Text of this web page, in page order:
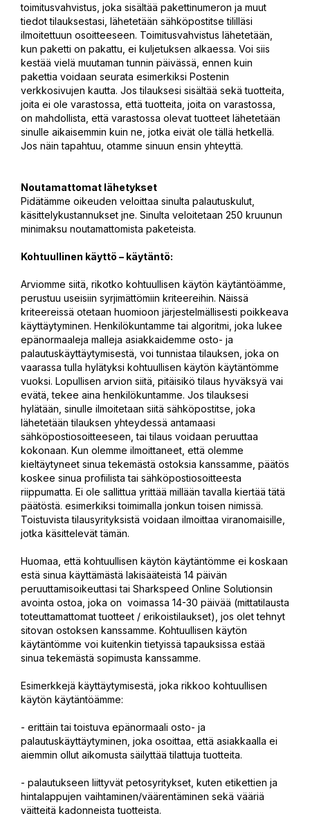
toimitusvahvistus, joka sisältää pakettinumeron ja muut
tiedot tilauksestasi, lähetetään sähköpostitse tililläsi
ilmoitettuun osoitteeseen. Toimitusvahvistus lähetetään,
kun paketti on pakattu, ei kuljetuksen alkaessa. Voi siis
kestää vielä muutaman tunnin päivässä, ennen kuin
pakettia voidaan seurata esimerkiksi Postenin
verkkosivujen kautta. Jos tilauksesi sisältää sekä tuotteita,
joita ei ole varastossa, että tuotteita, joita on varastossa,
on mahdollista, että varastossa olevat tuotteet lähetetään
sinulle aikaisemmin kuin ne, jotka eivät ole tällä hetkellä.
Jos näin tapahtuu, otamme sinuun ensin yhteyttä.
Noutamattomat lähetykset
Pidätämme oikeuden veloittaa sinulta palautuskulut,
käsittelykustannukset jne. Sinulta veloitetaan 250 kruunun
minimaksu noutamattomista paketeista.
Kohtuullinen käyttö – käytäntö:
Arviomme siitä, rikotko kohtuullisen käytön käytäntöämme,
perustuu useisiin syrjimättömiin kriteereihin. Näissä
kriteereissä otetaan huomioon järjestelmällisesti poikkeava
käyttäytyminen. Henkilökuntamme tai algoritmi, joka lukee
epänormaaleja malleja asiakkaidemme osto- ja
palautuskäyttäytymisestä, voi tunnistaa tilauksen, joka on
vaarassa tulla hylätyksi kohtuullisen käytön käytäntömme
vuoksi. Lopullisen arvion siitä, pitäisikö tilaus hyväksyä vai
evätä, tekee aina henkilökuntamme. Jos tilauksesi
hylätään, sinulle ilmoitetaan siitä sähköpostitse, joka
lähetetään tilauksen yhteydessä antamaasi
sähköpostiosoitteeseen, tai tilaus voidaan peruuttaa
kokonaan. Kun olemme ilmoittaneet, että olemme
kieltäytyneet sinua tekemästä ostoksia kanssamme, päätös
koskee sinua profiilista tai sähköpostiosoitteesta
riippumatta. Ei ole sallittua yrittää millään tavalla kiertää tätä
päätöstä. esimerkiksi toimimalla jonkun toisen nimissä.
Toistuvista tilausyrityksistä voidaan ilmoittaa viranomaisille,
jotka käsittelevät tämän.
Huomaa, että kohtuullisen käytön käytäntömme ei koskaan
estä sinua käyttämästä lakisääteistä 14 päivän
peruuttamisoikeuttasi tai Sharkspeed Online Solutionsin
avointa ostoa, joka on voimassa 14-30 päivää (mittatilausta
toteuttamattomat tuotteet / erikoistilaukset), jos olet tehnyt
sitovan ostoksen kanssamme. Kohtuullisen käytön
käytäntömme voi kuitenkin tietyissä tapauksissa estää
sinua tekemästä sopimusta kanssamme.
Esimerkkejä käyttäytymisestä, joka rikkoo kohtuullisen
käytön käytäntöämme:
- erittäin tai toistuva epänormaali osto- ja
palautuskäyttäytyminen, joka osoittaa, että asiakkaalla ei
aiemmin ollut aikomusta säilyttää tilattuja tuotteita.
- palautukseen liittyvät petosyritykset, kuten etikettien ja
hintalappujen vaihtaminen/väärentäminen sekä vääriä
väitteitä kadonneista tuotteista.